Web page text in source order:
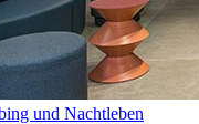
und Nachtleben